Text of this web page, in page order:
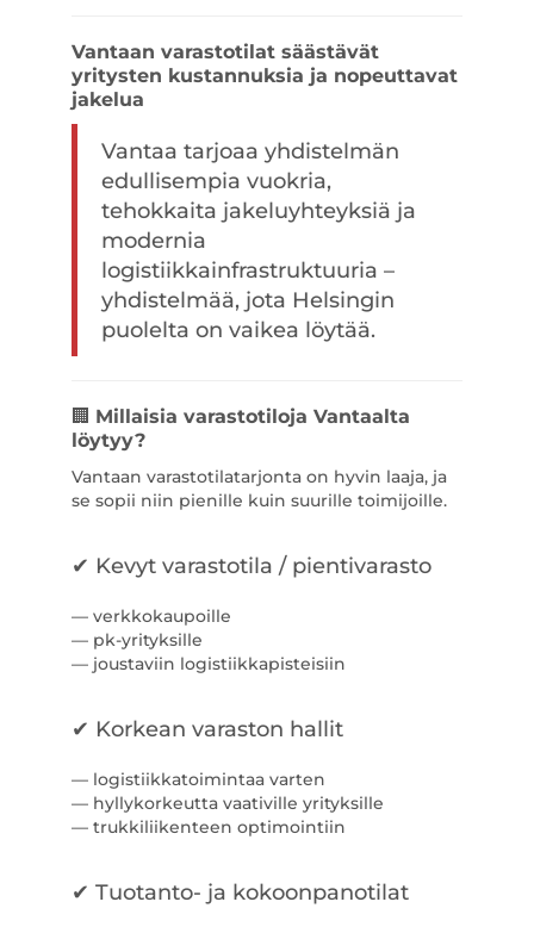
Vantaan varastotilat säästävät
yritysten kustannuksia ja nopeuttavat
jakelua
Vantaa tarjoaa yhdistelmän
edullisempia vuokria,
tehokkaita jakeluyhteyksiä ja
modernia
logistiikkainfrastruktuuria –
yhdistelmää, jota Helsingin
puolelta on vaikea löytää.
🏢 Millaisia varastotiloja Vantaalta
löytyy?
Vantaan varastotilatarjonta on hyvin laaja, ja
se sopii niin pienille kuin suurille toimijoille.
✔ Kevyt varastotila / pientivarasto
— verkkokaupoille
— pk-yrityksille
— joustaviin logistiikkapisteisiin
✔ Korkean varaston hallit
— logistiikkatoimintaa varten
— hyllykorkeutta vaativille yrityksille
— trukkiliikenteen optimointiin
✔ Tuotanto- ja kokoonpanotilat